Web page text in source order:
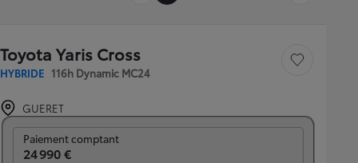
Toyota Yaris Cross
HYBRIDE 116h Dynamic MC24
Sauvegarder le
GUERET
Paiement comptant
24 990 €